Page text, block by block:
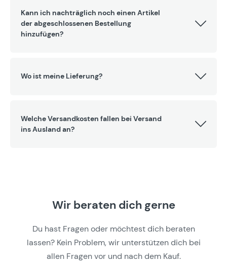
Kann ich nachträglich noch einen Artikel
der abgeschlossenen Bestellung
hinzufügen?
Wo ist meine Lieferung?
Welche Versandkosten fallen bei Versand
ins Ausland an?
Wir beraten dich gerne
Du hast Fragen oder möchtest dich beraten
lassen? Kein Problem, wir unterstützen dich bei
allen Fragen vor und nach dem Kauf.